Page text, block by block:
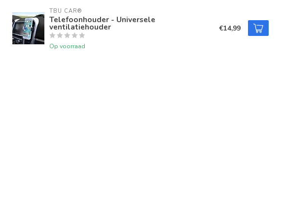
TBU CAR®
Telefoonhouder - Universele
ventilatiehouder
Op voorraad
€14,99